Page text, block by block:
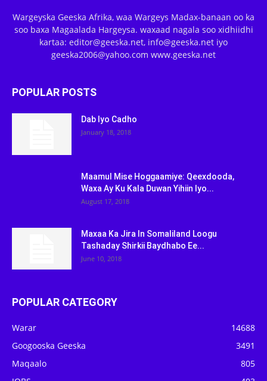
Wargeyska Geeska Afrika, waa Wargeys Madax-banaan oo ka
soo baxa Magaalada Hargeysa. waxaad nagala soo xidhiidhi
kartaa: editor@geeska.net, info@geeska.net iyo
geeska2006@yahoo.com www.geeska.net
POPULAR POSTS
Dab Iyo Cadho
January 18, 2018
Maamul Mise Hoggaamiye: Qeexdooda,
Waxa Ay Ku Kala Duwan Yihiin Iyo...
August 17, 2018
Maxaa Ka Jira In Somaliland Loogu
Tashaday Shirkii Baydhabo Ee...
June 10, 2018
POPULAR CATEGORY
Warar
14688
Googooska Geeska
3491
Maqaalo
805